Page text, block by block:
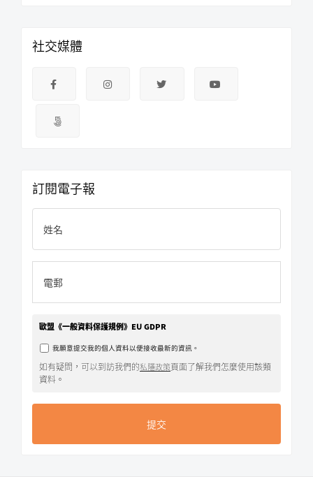
社交媒體
訂閱電子報
歐盟《一般資料保護規例》EU GDPR
我願意提交我的個人資料以便接收最新的資訊。
如有疑問，可以到訪我們的私隱政策頁面了解我們怎麼使用該類
資料。